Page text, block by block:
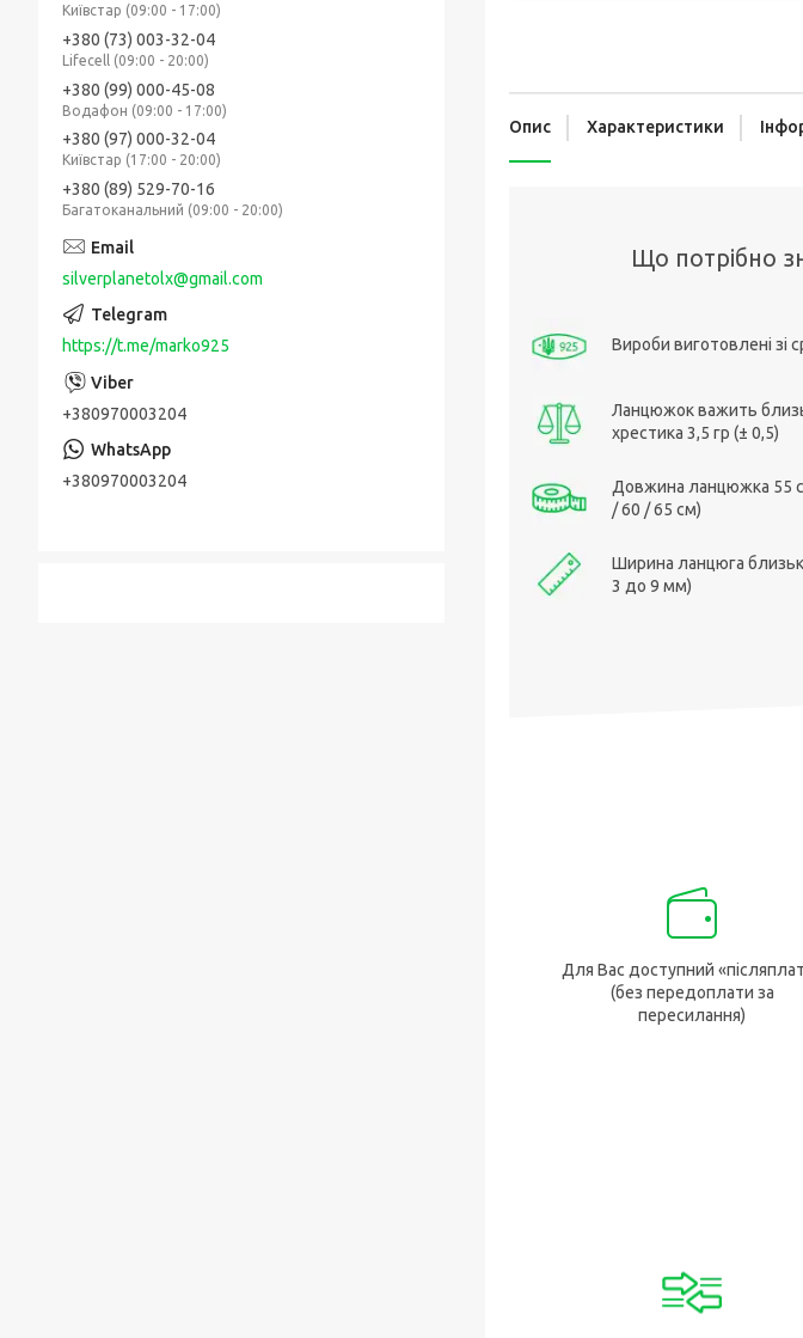
Опис Характеристики
Що потрібно
Вироби виготовлені зі
Ланцюжок важить
хрестика 3,5 гр (± 0,5)
Довжина ланцюжка 55
/ 60 / 65 см)
Ширина ланцюга
3 до 9 мм)
Для Вас доступний
(без передоплати за
пересилання)
Київстар (09:00 - 17:00)
+380 (73) 003-32-04
Lifecell (09:00 - 20:00)
+380 (99) 000-45-08
Водафон (09:00 - 17:00)
+380 (97) 000-32-04
Київстар (17:00 - 20:00)
+380 (89) 529-70-16
Багатоканальний (09:00 - 20:00)
silverplanetolx@gmail.com
https://t.me/marko925
+380970003204
+380970003204